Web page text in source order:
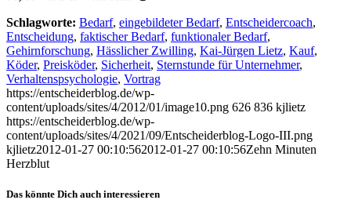
Schlagworte: Bedarf, eingebildeter Bedarf, Entscheidercoach,
Entscheidung, faktischer Bedarf, funktionaler Bedarf,
Gehirnforschung, Hässlicher Zwilling, Kai-Jürgen Lietz, Kauf,
Köder, Preisköder, Sicherheit, Sternstunde für Unternehmer,
Verhaltenspsychologie, Vortrag
https://entscheiderblog.de/wp-
content/uploads/sites/4/2012/01/image10.png 626 836 kjlietz
https://entscheiderblog.de/wp-
content/uploads/sites/4/2021/09/Entscheiderblog-Logo-III.png
kjlietz2012-01-27 00:10:562012-01-27 00:10:56Zehn Minuten
Herzblut
Das könnte Dich auch interessieren